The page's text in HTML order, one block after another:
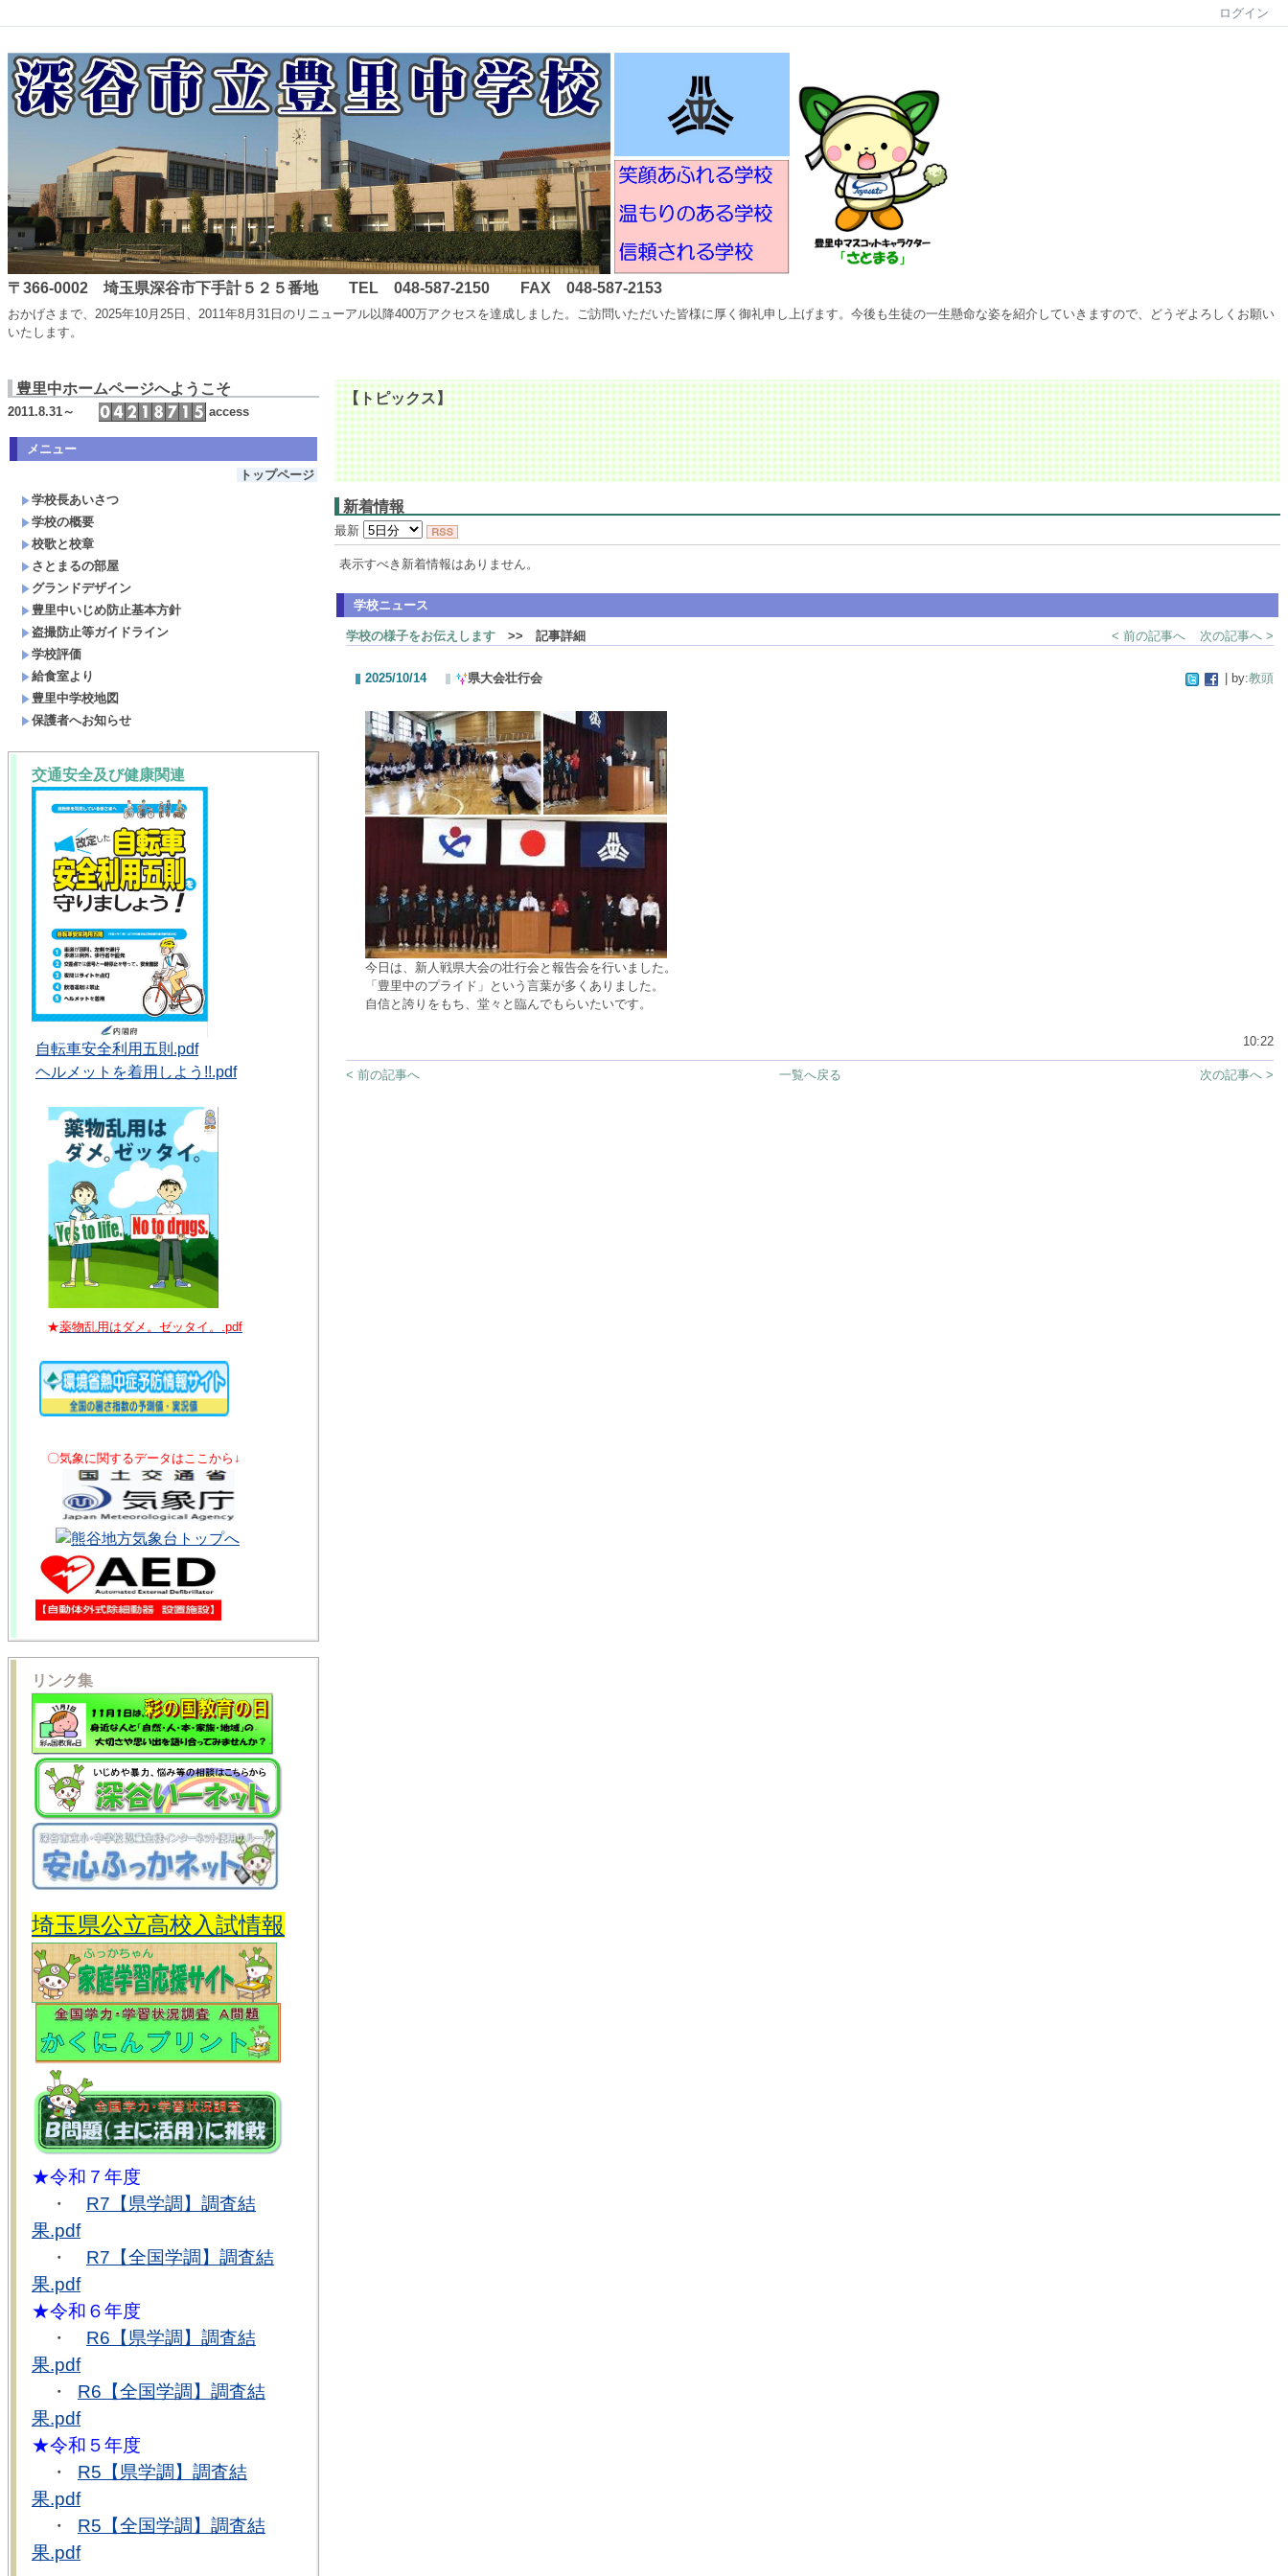
ログイン
〒366-0002 埼玉県深谷市下手計５２５番地 TEL 048-587-2150 FAX 048-587-2153
おかげさまで、2025年10月25日、2011年8月31日のリニューアル以降400万アクセスを達成しました。ご訪問いただいた皆様に厚く御礼申し上げます。今後も生徒の一生懸命な姿を紹介していきますので、どうぞよろしくお願い
いたします。
豊里中ホームページへようこそ
2011.8.31～ access
メニュー
トップページ
学校長あいさつ
学校の概要
校歌と校章
さとまるの部屋
グランドデザイン
豊里中いじめ防止基本方針
盗撮防止等ガイドライン
学校評価
給食室より
豊里中学校地図
保護者へお知らせ
交通安全及び健康関連
自転車安全利用五則.pdf
ヘルメットを着用しよう!!.pdf
★薬物乱用はダメ。ゼッタイ。.pdf
〇気象に関するデータはここから↓
リンク集
埼玉県公立高校入試情報
★令和７年度
・ R7【県学調】調査結
果.pdf
・ R7【全国学調】調査結
果.pdf
★令和６年度
・ R6【県学調】調査結
果.pdf
・ R6【全国学調】調査結
果.pdf
★令和５年度
・ R5【県学調】調査結
果.pdf
・ R5【全国学調】調査結
果.pdf
【トピックス】
新着情報
最新
表示すべき新着情報はありません。
学校ニュース
学校の様子をお伝えします >> 記事詳細 < 前の記事へ 次の記事へ >
2025/10/14 県大会壮行会 | by:教頭
今日は、新人戦県大会の壮行会と報告会を行いました。
「豊里中のプライド」という言葉が多くありました。
自信と誇りをもち、堂々と臨んでもらいたいです。
10:22
< 前の記事へ 次の記事へ >
一覧へ戻る